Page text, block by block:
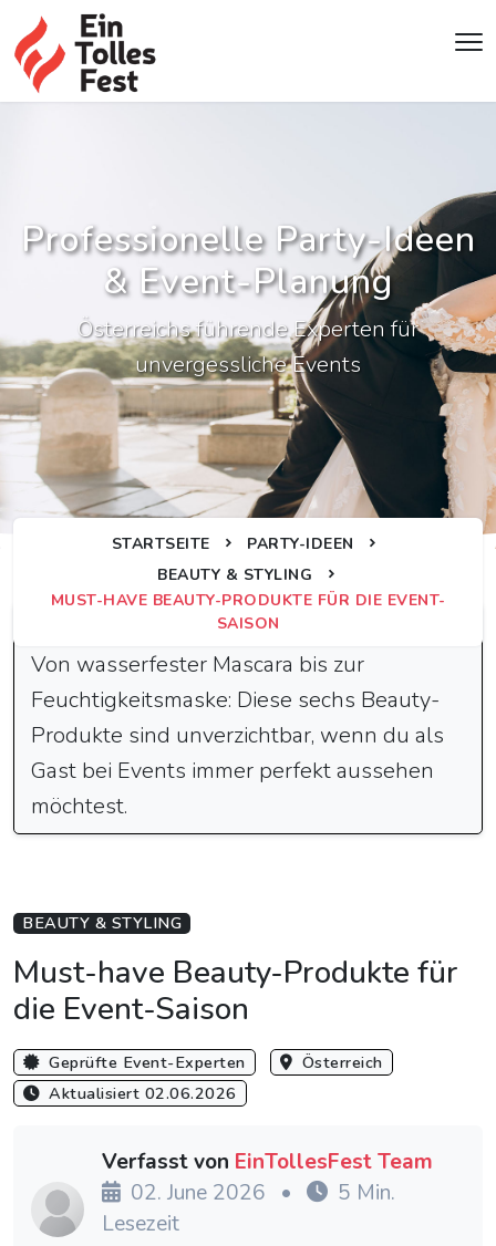
Professionelle Party-Ideen
& Event-Planung
Österreichs führende Experten für
unvergessliche Events
STARTSEITE
PARTY-IDEEN
BEAUTY & STYLING
MUST-HAVE BEAUTY-PRODUKTE FÜR DIE EVENT-
SAISON
Schnelle Antwort
Von wasserfester Mascara bis zur
Feuchtigkeitsmaske: Diese sechs Beauty-
Produkte sind unverzichtbar, wenn du als
Gast bei Events immer perfekt aussehen
möchtest.
BEAUTY & STYLING
Must-have Beauty-Produkte für
die Event-Saison
Geprüfte Event-Experten
Österreich
Aktualisiert 02.06.2026
Verfasst von EinTollesFest Team
02. June 2026
•
5 Min.
Lesezeit